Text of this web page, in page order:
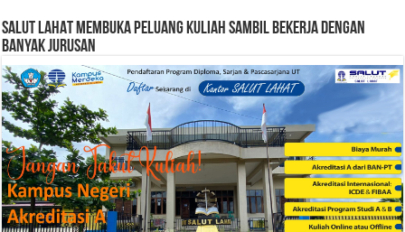
SALUT LAHAT MEMBUKA PELUANG KULIAH SAMBIL BEKERJA DENGAN
BANYAK JURUSAN